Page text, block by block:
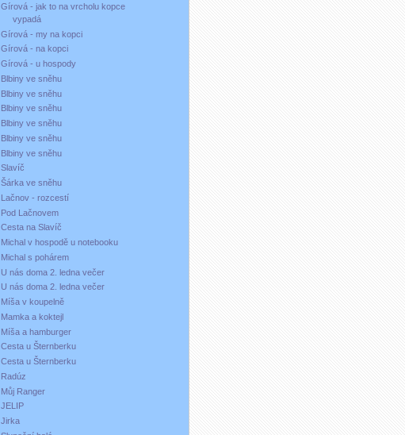
Gírová - jak to na vrcholu kopce
vypadá
Gírová - my na kopci
Gírová - na kopci
Gírová - u hospody
Blbiny ve sněhu
Blbiny ve sněhu
Blbiny ve sněhu
Blbiny ve sněhu
Blbiny ve sněhu
Blbiny ve sněhu
Slavíč
Šárka ve sněhu
Lačnov - rozcestí
Pod Lačnovem
Cesta na Slavíč
Michal v hospodě u notebooku
Michal s pohárem
U nás doma 2. ledna večer
U nás doma 2. ledna večer
Míša v koupelně
Mamka a koktejl
Míša a hamburger
Cesta u Šternberku
Cesta u Šternberku
Radúz
Můj Ranger
JELIP
Jirka